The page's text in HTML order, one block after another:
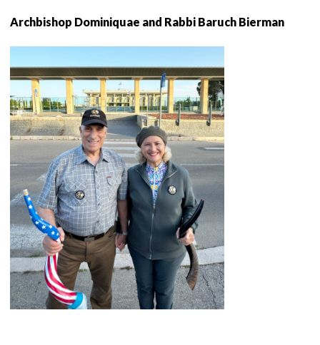
Archbishop Dominiquae and Rabbi Baruch Bierman